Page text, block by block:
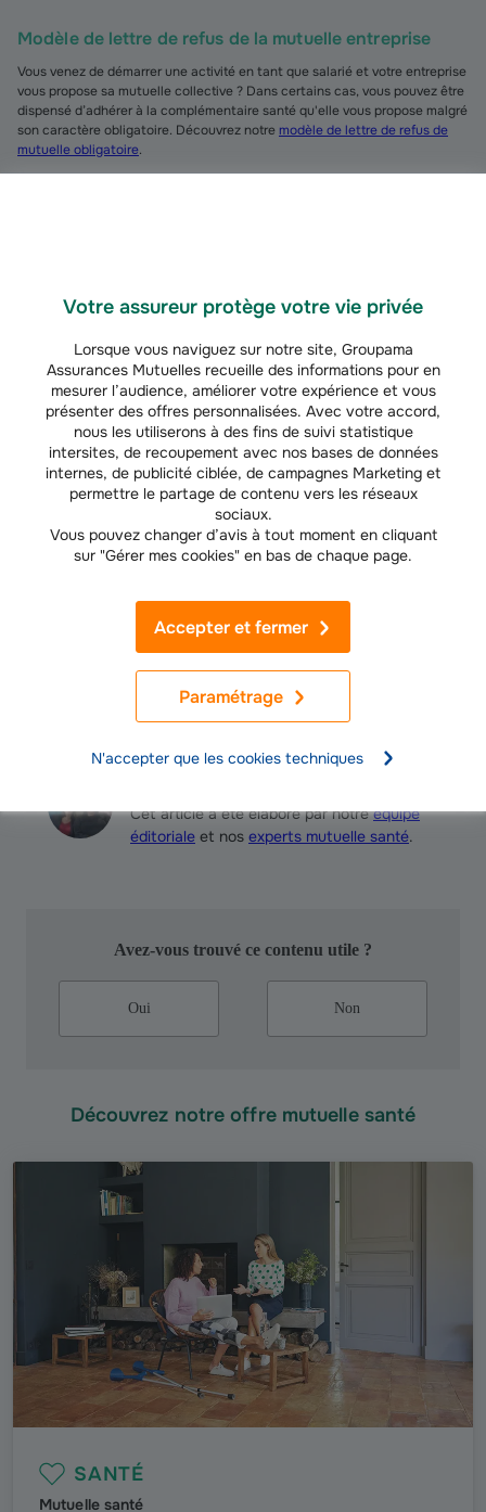
Votre assureur protège votre vie privée
Lorsque vous naviguez sur notre site, Groupama
Assurances Mutuelles recueille des informations pour en
mesurer l’audience, améliorer votre expérience et vous
présenter des offres personnalisées. Avec votre accord,
nous les utiliserons à des fins de suivi statistique
intersites, de recoupement avec nos bases de données
internes, de publicité ciblée, de campagnes Marketing et
permettre le partage de contenu vers les réseaux
sociaux.
Vous pouvez changer d’avis à tout moment en cliquant
sur "Gérer mes cookies" en bas de chaque page.
Paramétrage
Accepter et fermer
N'accepter que les cookies techniques
Modèle de lettre de refus de la mutuelle entreprise
Vous venez de démarrer une activité en tant que salarié et votre entreprise
vous propose sa mutuelle collective ? Dans certains cas, vous pouvez être
dispensé d’adhérer à la complémentaire santé qu'elle vous propose malgré
son caractère obligatoire. Découvrez notre modèle de lettre de refus de
mutuelle obligatoire.
Simulez votre tarif
assurance mutuelle
santé gratuitement
en 3 minutes
Tarif santé
Cet article a été élaboré par notreéquipe
éditoriale et nos experts mutuelle santé.
Avez-vous trouvé ce contenu utile ?
Oui Non
Découvrez notre offre mutuelle santé
SANTÉ
Mutuelle santé